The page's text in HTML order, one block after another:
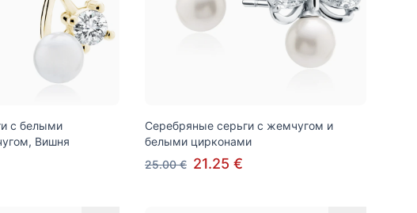
с белыми
Вишня
Серебряные серьги с жемчугом и
белыми цирконами
25.00 € 21.25 €